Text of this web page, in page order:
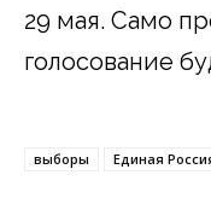
29 мая. Само
голосование
выборы Единая